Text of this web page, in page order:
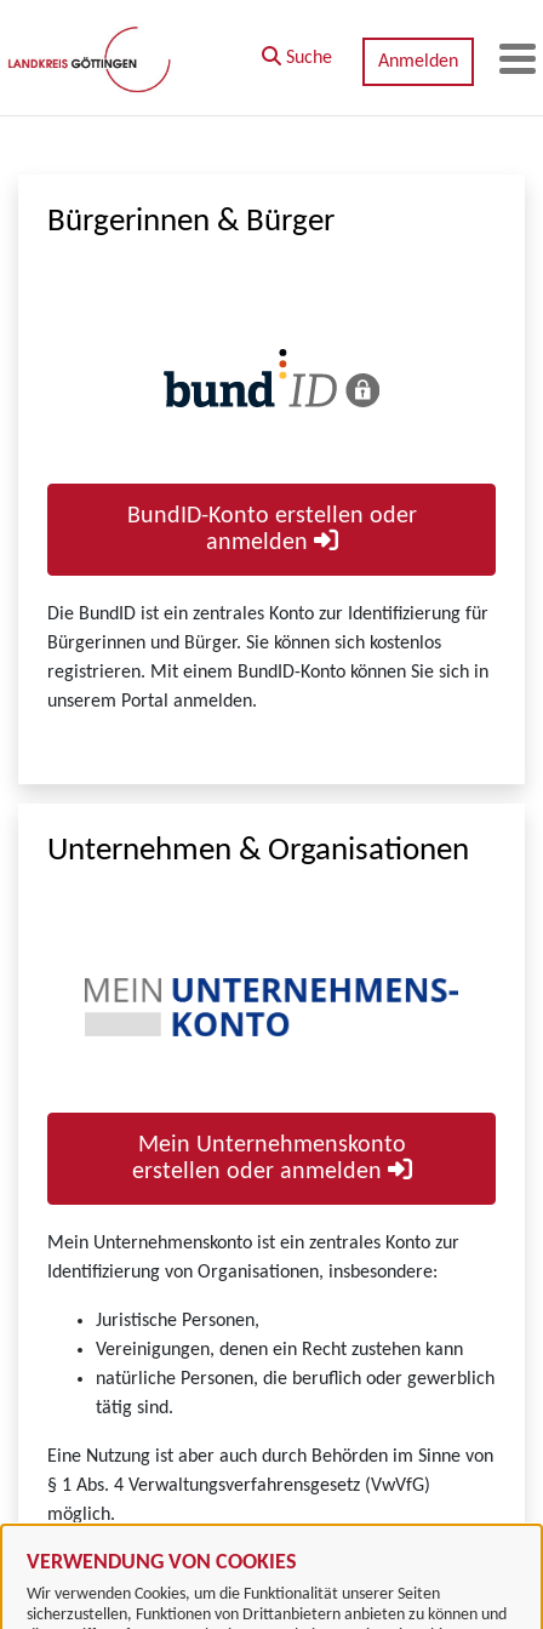
Zum Hauptinhalt springen
VERWENDUNG VON COOKIES
Wir verwenden Cookies, um die Funktionalität unserer Seiten
sicherzustellen, Funktionen von Drittanbietern anbieten zu können und
Suche Anmelden
Bürgerinnen & Bürger
BundID-Konto erstellen oder
anmelden
Die BundID ist ein zentrales Konto zur Identifizierung für
Bürgerinnen und Bürger. Sie können sich kostenlos
registrieren. Mit einem BundID-Konto können Sie sich in
unserem Portal anmelden.
Unternehmen & Organisationen
Mein Unternehmenskonto
erstellen oder anmelden
Mein Unternehmenskonto ist ein zentrales Konto zur
Identifizierung von Organisationen, insbesondere:
Juristische Personen,
Vereinigungen, denen ein Recht zustehen kann
natürliche Personen, die beruflich oder gewerblich
tätig sind.
Eine Nutzung ist aber auch durch Behörden im Sinne von
§ 1 Abs. 4 Verwaltungsverfahrensgesetz (VwVfG)
möglich.